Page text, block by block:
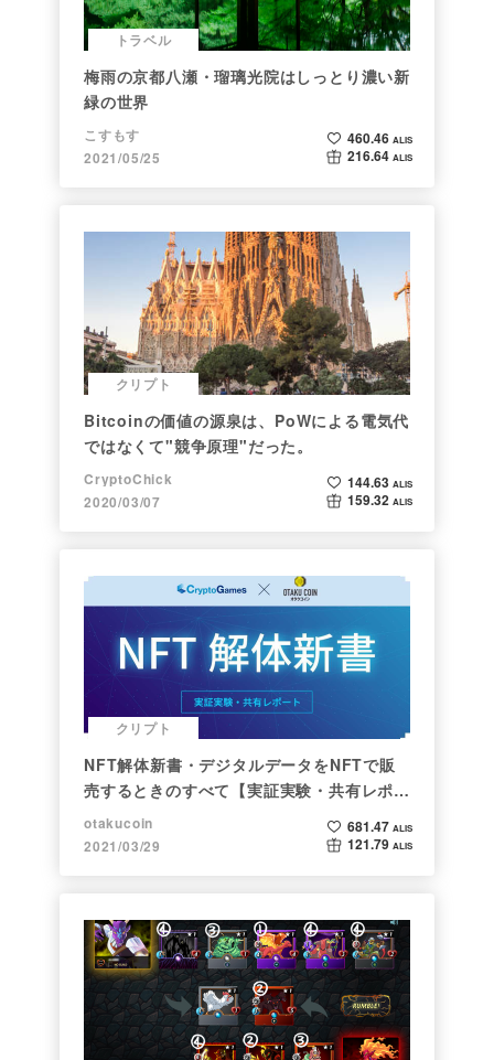
トラベル
梅雨の京都八瀬・瑠璃光院はしっとり濃い新
緑の世界
こすもす
2021/05/25
460.46 ALIS
216.64 ALIS
クリプト
Bitcoinの価値の源泉は、PoWによる電気代
ではなくて"競争原理"だった。
CryptoChick
2020/03/07
144.63 ALIS
159.32 ALIS
クリプト
NFT解体新書・デジタルデータをNFTで販
売するときのすべて【実証実験・共有レポー
ト】
otakucoin
2021/03/29
681.47 ALIS
121.79 ALIS